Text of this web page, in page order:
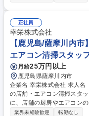
ご経験に応じてマネジメン
す。 【業務詳細】 担当エリ
売や、大手外食・中食企業
ニエンスストア等への業務用製品の営業 募集職種
候補)】東証S上場『サトウ
正社員
幸栄株式会社
【鹿児島/薩摩川内
エアコン清掃スタッ
月給25万円以上
鹿児島県薩摩川内市
企業名 幸栄株式会社 求人名 【鹿児島/薩摩川内市】未経験歓迎/夜間メイン
の店舗・エアコン清掃スタッフ 仕事の内容 ■鹿児島県薩摩川内市
に、店舗の厨房やエアコン
す。今回は、外食店舗等の
業界未経験歓迎 転勤なし